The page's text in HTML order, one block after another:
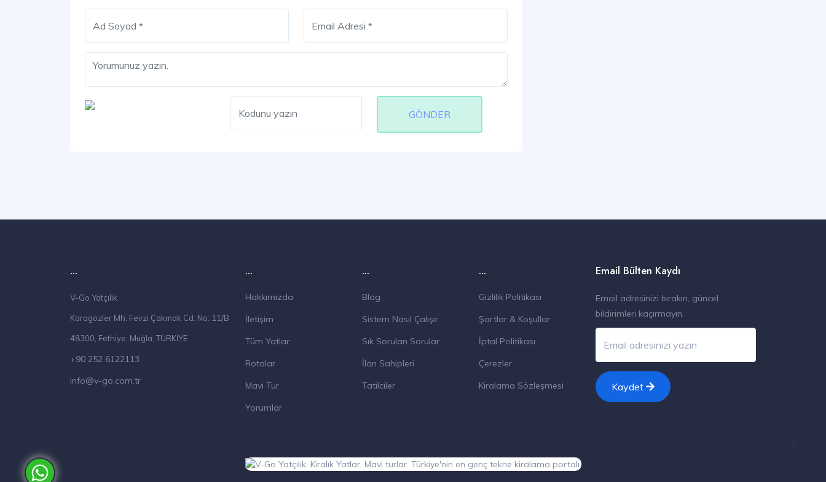
GÖNDER
...
V-Go Yatçılık
Karagözler Mh. Fevzi Çakmak Cd. No: 11/B
48300, Fethiye, Muğla, TÜRKİYE
+90 252 6122113
info@v-go.com.tr
...
Hakkımızda
İletişim
Tüm Yatlar
Rotalar
Mavi Tur
Yorumlar
...
Blog
Sistem Nasıl Çalışır
Sık Sorulan Sorular
İlan Sahipleri
Tatilciler
...
Gizlilik Politikası
Şartlar & Koşullar
İptal Politikası
Çerezler
Kiralama Sözleşmesi
Email Bülten Kaydı
Email adresinizi bırakın, güncel
bildirimleri kaçırmayın.
Kaydet